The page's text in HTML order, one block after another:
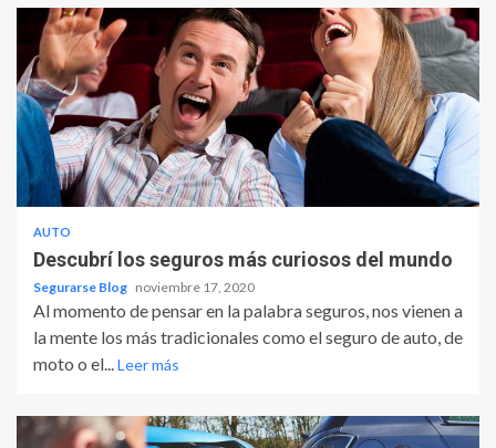
AUTO
Descubrí los seguros más curiosos del mundo
Segurarse Blog noviembre 17, 2020
Al momento de pensar en la palabra seguros, nos vienen a
la mente los más tradicionales como el seguro de auto, de
moto o el...Leer más